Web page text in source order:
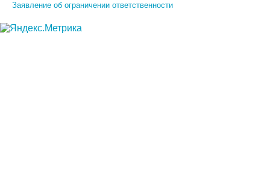
Заявление об ограничении ответственности